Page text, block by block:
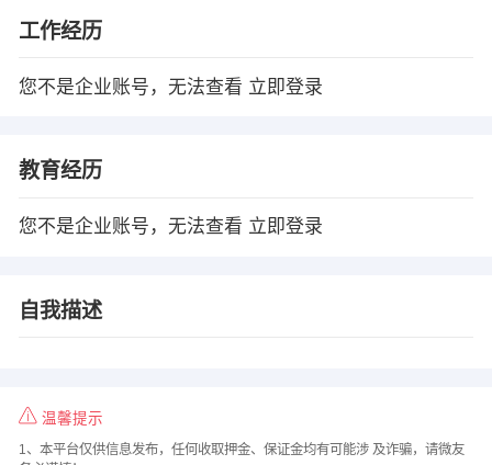
工作经历
您不是企业账号，无法查看 立即登录
教育经历
您不是企业账号，无法查看 立即登录
自我描述
温馨提示
1、本平台仅供信息发布，任何收取押金、保证金均有可能涉 及诈骗，请微友